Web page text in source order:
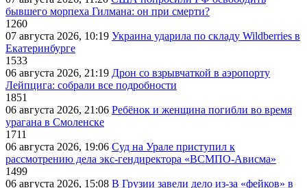
бывшего морпеха Гилмана: он при смерти?
1260
07 августа 2026, 10:19 Украина ударила по складу Wildberries в
Екатеринбурге
1533
06 августа 2026, 21:19 Дрон со взрывчаткой в аэропорту
Лейпцига: собрали все подробности
1851
06 августа 2026, 21:06 Ребёнок и женщина погибли во время
урагана в Смоленске
1711
06 августа 2026, 19:06 Суд на Урале приступил к
рассмотрению дела экс-гендиректора «ВСМПО-Ависма»
1499
06 августа 2026, 15:08 В Грузии завели дело из-за «фейков» в